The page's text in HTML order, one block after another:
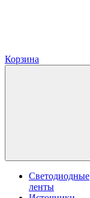
Корзина
Светодиодные
ленты